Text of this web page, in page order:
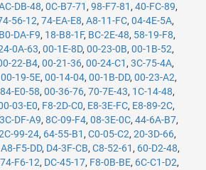
DB-48, 0C-B7-71 , 98-F7-81 , 40-FC-89,
56-12, 74-EA-E8, A8-11-FC, 04-4E-5A,
B0-DA-F9, 18-B8-1F, BC-2E-48, 58-19-F8,
0A-63, 00-1E-8D, 00-23-0B, 00-1B-52,
22-B4, 00-21-36, 00-24-C1 , 3C-75-4A,
00-19-5E, 00-14-04, 00-1B-DD, 00-23-A2,
84-E0-58, 00-36-76, 70-7E-43, 1C-14-48,
03-E0, F8-2D-C0, E8-3E-FC, E8-89-2C,
3C-DF-A9, 8C-09-F4, 08-3E-0C, 44-6A-B7,
99-24, 64-55-B1 , C0-05-C2, 20-3D-66,
A8-F5-DD, D4-3F-CB, C8-52-61 , 60-D2-48,
74-F6-12, DC-45-17, F8-0B-BE, 6C-C1-D2,